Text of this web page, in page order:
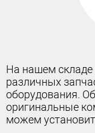
На нашем складе
различных
оборудования.
оригинальные
можем